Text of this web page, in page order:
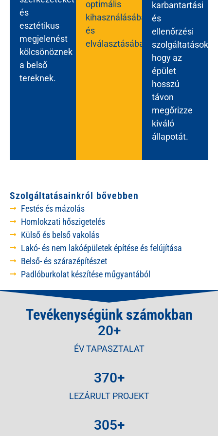
és
esztétikus
megjelenést
kölcsönöznek
a belső
tereknek.
optimális
kihasználásában
és
elválasztásában.
karbantartási
és
ellenőrzési
hogy az
épület
hosszú
távon
megőrizze
kiváló
állapotát.
Szolgáltatásainkról bővebben
Festés és mázolás
Homlokzati hőszigetelés
Külső és belső vakolás
Lakó- és nem lakóépületek építése és felújítása
Belső- és szárazépítészet
Padlóburkolat készítése műgyantából
Tevékenységünk számokban
ÉV TAPASZTALAT
20+
LEZÁRULT PROJEKT
370+
305+